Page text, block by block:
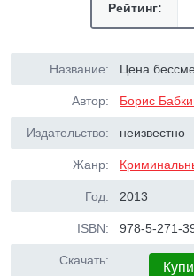
Рейтинг:
Название: Цена
Автор: Борис
Издательство: неизвестно
Жанр:
Год: 2013
ISBN: 978-5-271-
Скачать: